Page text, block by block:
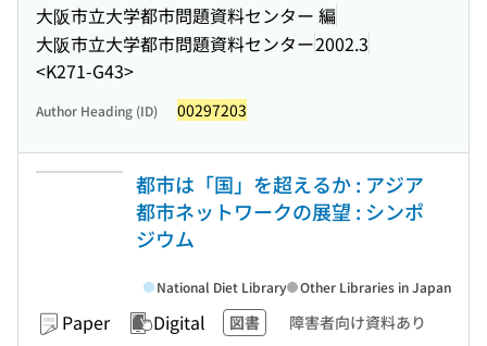
大阪市立大学都市問題資料センター 編
大阪市立大学都市問題資料センター2002.3
<K271-G43>
Author Heading (ID) 00297203
都市は「国」を超えるか : アジア
都市ネットワークの展望 : シンポ
ジウム
Paper Digital 図書 障害者向け資料あり
National Diet Library Other Libraries in Japan